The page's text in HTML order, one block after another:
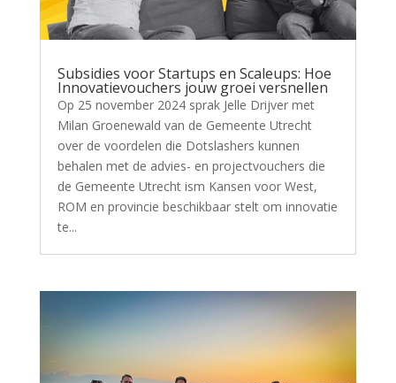
Subsidies voor Startups en Scaleups: Hoe
Innovatievouchers jouw groei versnellen
Op 25 november 2024 sprak Jelle Drijver met
Milan Groenewald van de Gemeente Utrecht
over de voordelen die Dotslashers kunnen
behalen met de advies- en projectvouchers die
de Gemeente Utrecht ism Kansen voor West,
ROM en provincie beschikbaar stelt om innovatie
te...